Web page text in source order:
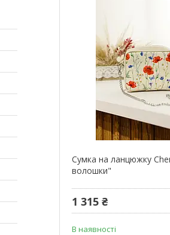
Сумка на ланцюжку
волошки"
1 315 ₴
В наявності